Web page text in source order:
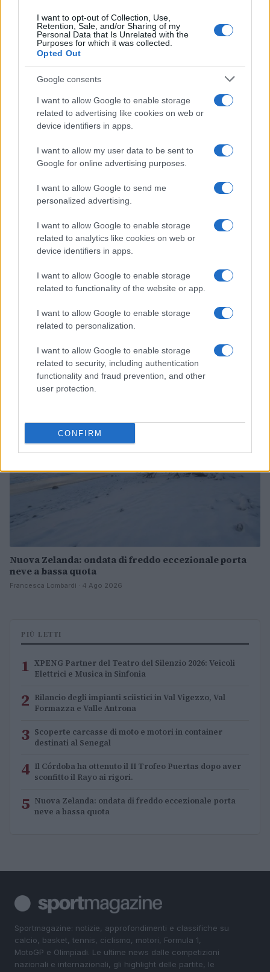
I want to opt-out of Collection, Use,
Retention, Sale, and/or Sharing of my
Personal Data that Is Unrelated with the
Purposes for which it was collected.
Opted Out
Google consents
I want to allow Google to enable storage
related to advertising like cookies on web or
device identifiers in apps.
I want to allow my user data to be sent to
Google for online advertising purposes.
I want to allow Google to send me
personalized advertising.
I want to allow Google to enable storage
related to analytics like cookies on web or
device identifiers in apps.
I want to allow Google to enable storage
related to functionality of the website or app.
I want to allow Google to enable storage
related to personalization.
I want to allow Google to enable storage
related to security, including authentication
functionality and fraud prevention, and other
user protection.
CONFIRM
Governo italiano insiste su neutralità tecnologica per
auto elettriche e ibride
destinati al Senegal
Ilaria Mauri · 4 Ago 2026
NOTIZIE
Nuova Zelanda: ondata di freddo eccezionale porta
neve a bassa quota
Francesca Lombardi · 4 Ago 2026
PIÙ LETTI
1 XPENG Partner del Teatro del Silenzio 2026: Veicoli
Elettrici e Musica in Sinfonia
2 Rilancio degli impianti sciistici in Val Vigezzo, Val
Formazza e Valle Antrona
3 Scoperte carcasse di moto e motori in container
destinati al Senegal
4 Il Córdoba ha ottenuto il II Trofeo Puertas dopo aver
sconfitto il Rayo ai rigori.
5 Nuova Zelanda: ondata di freddo eccezionale porta
neve a bassa quota
Sportmagazine: notizie, approfondimenti e classifiche su
calcio, basket, tennis, ciclismo, motori, Formula 1,
MotoGP e Olimpiadi. Le ultime news dalle competizioni
nazionali e internazionali, gli highlight delle partite, le